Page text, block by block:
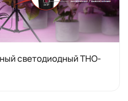
светодиодный ТНО-